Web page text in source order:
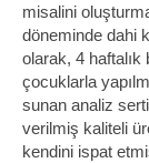
misalini
döneminde dahi
olarak, 4 haftalık
çocuklarla
sunan analiz
verilmiş kaliteli
kendini ispat